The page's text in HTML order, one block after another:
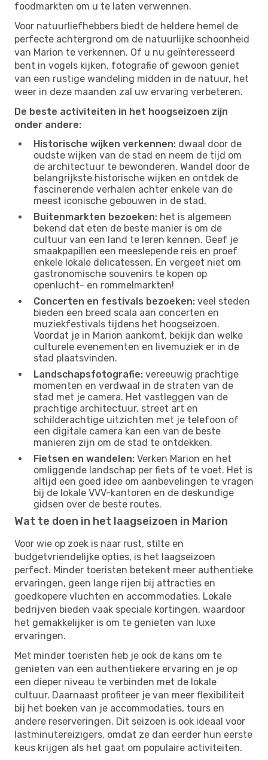
foodmarkten om u te laten verwennen.
Voor natuurliefhebbers biedt de heldere hemel de
perfecte achtergrond om de natuurlijke schoonheid
van Marion te verkennen. Of u nu geïnteresseerd
bent in vogels kijken, fotografie of gewoon geniet
van een rustige wandeling midden in de natuur, het
weer in deze maanden zal uw ervaring verbeteren.
De beste activiteiten in het hoogseizoen zijn
onder andere:
Historische wijken verkennen: dwaal door de
oudste wijken van de stad en neem de tijd om
de architectuur te bewonderen. Wandel door de
belangrijkste historische wijken en ontdek de
fascinerende verhalen achter enkele van de
meest iconische gebouwen in de stad.
Buitenmarkten bezoeken: het is algemeen
bekend dat eten de beste manier is om de
cultuur van een land te leren kennen. Geef je
smaakpapillen een meeslepende reis en proef
enkele lokale delicatessen. En vergeet niet om
gastronomische souvenirs te kopen op
openlucht- en rommelmarkten!
Concerten en festivals bezoeken: veel steden
bieden een breed scala aan concerten en
muziekfestivals tijdens het hoogseizoen.
Voordat je in Marion aankomt, bekijk dan welke
culturele evenementen en livemuziek er in de
stad plaatsvinden.
Landschapsfotografie: vereeuwig prachtige
momenten en verdwaal in de straten van de
stad met je camera. Het vastleggen van de
prachtige architectuur, street art en
schilderachtige uitzichten met je telefoon of
een digitale camera kan een van de beste
manieren zijn om de stad te ontdekken.
Fietsen en wandelen: Verken Marion en het
omliggende landschap per fiets of te voet. Het is
altijd een goed idee om aanbevelingen te vragen
bij de lokale VVV-kantoren en de deskundige
gidsen over de beste routes.
Wat te doen in het laagseizoen in Marion
Voor wie op zoek is naar rust, stilte en
budgetvriendelijke opties, is het laagseizoen
perfect. Minder toeristen betekent meer authentieke
ervaringen, geen lange rijen bij attracties en
goedkopere vluchten en accommodaties. Lokale
bedrijven bieden vaak speciale kortingen, waardoor
het gemakkelijker is om te genieten van luxe
ervaringen.
Met minder toeristen heb je ook de kans om te
genieten van een authentiekere ervaring en je op
een dieper niveau te verbinden met de lokale
cultuur. Daarnaast profiteer je van meer flexibiliteit
bij het boeken van je accommodaties, tours en
andere reserveringen. Dit seizoen is ook ideaal voor
lastminutereizigers, omdat ze dan eerder hun eerste
keus krijgen als het gaat om populaire activiteiten.